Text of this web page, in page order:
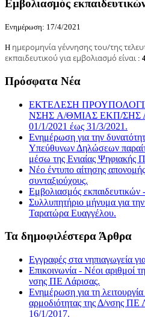
Εμβολιασμός
Ενημέρωση: 17/4/2021
Η ημερομηνία γέννησης του/της
εκπαιδευτικού για εμβολιασμό είναι:
Πρόσφατα Νέα
ΕΚΤΕΛΕΣΗ
ΝΣΗΣ A/ΘΜΙΑΣ ΕΚΠ/ΣΗΣ
01/1/2021 έως 31/3/2021.
Ενημέρωση για την
Υπεύθυνων Δηλώσεων
μέσω της Ενιαίας Ψηφιακής
Νέο έντυπο αίτησης
συνταξιούχους.
Εμβολιασμός εκπαιδευτικών
Συλλυπητήριο μήνυμα για
Ταρατώρα Ευαγγέλου.
Τα δημοφιλέστερα Άρθρα
Εγγραφές στα νηπιαγωγεία
Επικοινωνία - Νέοι αριθμοί
νσης ΠΕ Λάρισας.
Ενημέρωση για τη
αρμοδιότητας της Δ/νσης ΠΕ
16/1/2017.